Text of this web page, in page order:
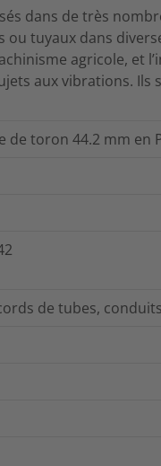
dans de très
ou tuyaux dans
agricole, et
aux vibrations. Ils
toron 44.2 mm en
de tubes,